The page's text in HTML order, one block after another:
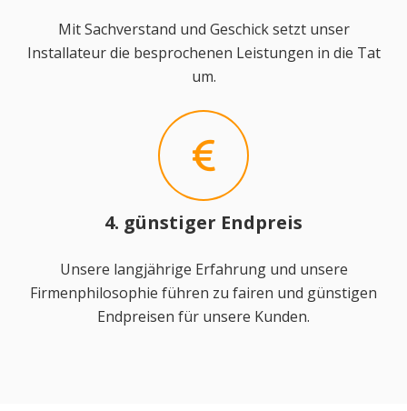
Mit Sachverstand und Geschick setzt unser
Installateur die besprochenen Leistungen in die Tat
um.
4. günstiger Endpreis
Unsere langjährige Erfahrung und unsere
Firmenphilosophie führen zu fairen und günstigen
Endpreisen für unsere Kunden.